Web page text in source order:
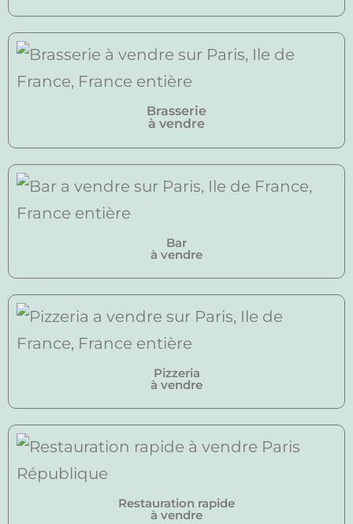
Brasserie
à vendre
Bar
à vendre
Pizzeria
à vendre
Restauration rapide
à vendre